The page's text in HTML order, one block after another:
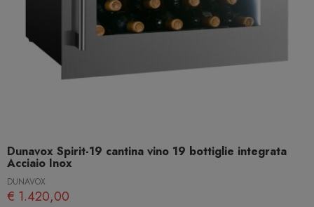
Dunavox Spirit-19 cantina vino 19 bottiglie integrata
Acciaio Inox
DUNAVOX
€ 1.420,00